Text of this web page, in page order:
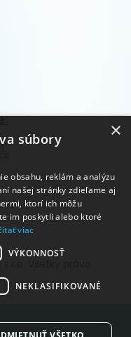
Všetky práva
×
súbory
obsahu, reklám a analýzu
našej stránky zdieľame aj
ktorí ich môžu
im poskytli alebo ktoré
viac
VÝKONNOSŤ
NEKLASIFIKOVANÉ